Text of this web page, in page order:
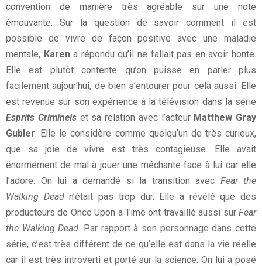
convention de manière très agréable sur une note
émouvante. Sur la question de savoir comment il est
possible de vivre de façon positive avec une maladie
mentale, Karena répondu qu’il ne fallait pas en avoir honte.
Elle est plutôt contente qu’on puisse en parler plus
facilement aujour’hui, de bien s’entourer pour cela aussi. Elle
est revenue sur son expérience à la télévision dans la série
Esprits Criminels et sa relation avec l’acteur Matthew Gray
Gubler. Elle le considère comme quelqu’un de très curieux,
que sa joie de vivre est très contagieuse. Elle avait
énormément de mal à jouer une méchante face à lui car elle
l’adore. On lui a demandé si la transition avec Fear the
Walking Deadn’était pas trop dur. Elle a révélé que des
producteurs de Once Upon a Time ont travaillé aussi sur Fear
the Walking Dead. Par rapport à son personnage dans cette
série, c’est très différent de ce qu’elle est dans la vie réelle
car il est très introverti et porté sur la science. On lui a posé